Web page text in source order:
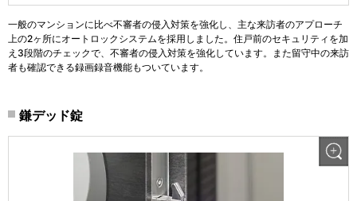
一般のマンションに比べ不審者の侵入対策を強化し、主な来訪者のアプローチ
上の2ヶ所にオートロックシステムを採用しました。住戸前のセキュリティを加
え3段階のチェックで、不審者の侵入対策を強化しています。また留守中の来訪
者も確認できる録画録音機能もついています。
鎌デッド錠